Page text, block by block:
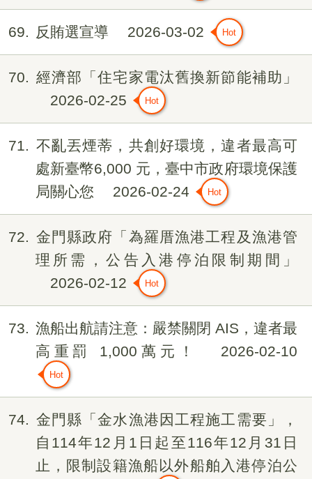
69 反賄選宣導 2026-03-02
70
經濟部「住宅家電汰舊換新節能補助」
2026-02-25
71
不亂丟煙蒂，共創好環境，違者最高可
處新臺幣6,000 元，臺中市政府環境保護
局關心您
2026-02-24
72
金門縣政府「為羅厝漁港工程及漁港管
理所需，公告入港停泊限制期間」
2026-02-12
73
漁船出航請注意：嚴禁關閉 AIS，違者最
高重罰 1,000萬元！
2026-02-10
74
金門縣「金水漁港因工程施工需要」，
自114年12月1日起至116年12月31日
止，限制設籍漁船以外船舶入港停泊公